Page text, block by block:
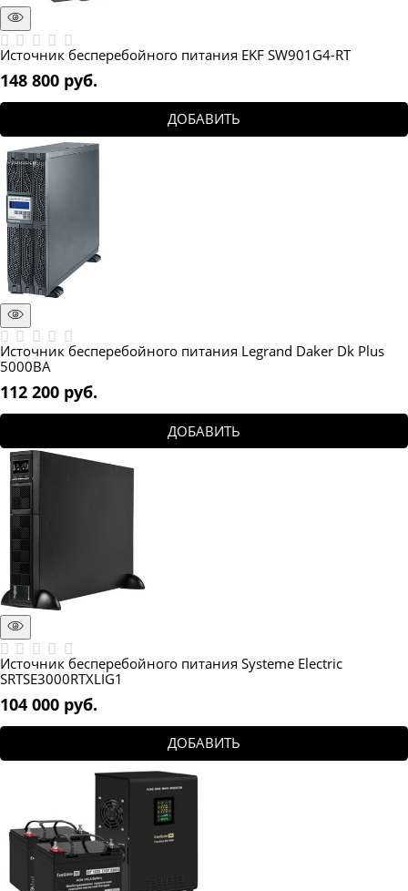
Источник бесперебойного питания EKF SW901G4-RT
148 800 руб.
ДОБАВИТЬ
Источник бесперебойного питания Legrand Daker Dk Plus
5000ВА
112 200 руб.
ДОБАВИТЬ
Источник бесперебойного питания Systeme Electric
SRTSE3000RTXLIG1
104 000 руб.
ДОБАВИТЬ